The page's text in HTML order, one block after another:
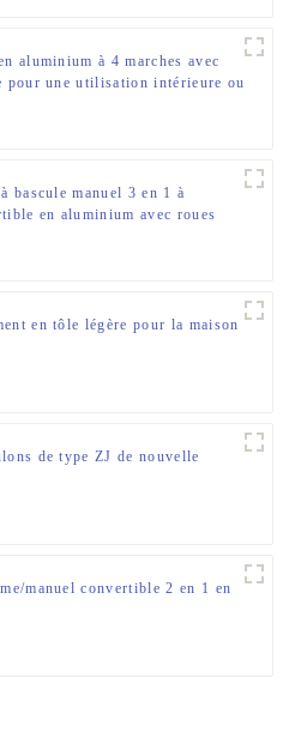
aluminium à 4 marches avec
pour une utilisation intérieure ou
bascule manuel 3 en 1 à
en aluminium avec roues
en tôle légère pour la maison
de type ZJ de nouvelle
manuel convertible 2 en 1 en